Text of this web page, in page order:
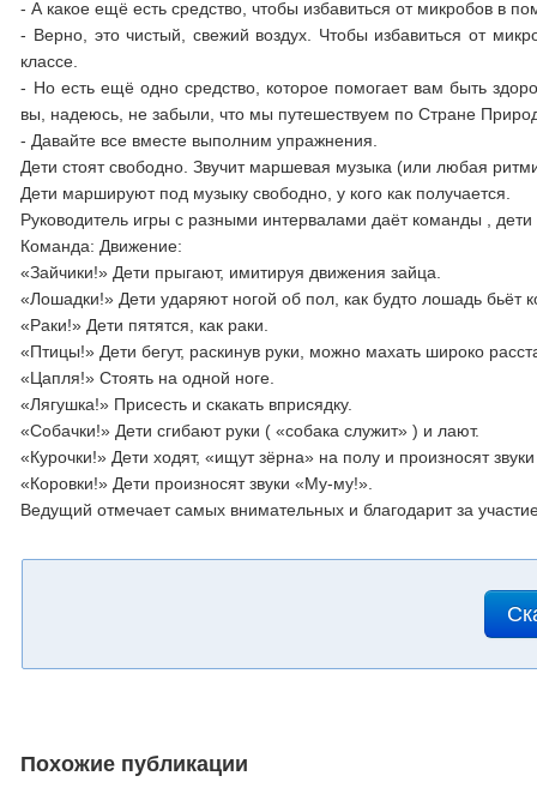
- А какое ещё есть средство, чтобы избавиться от микробов в
- Верно, это чистый, свежий воздух. Чтобы избавиться от
классе.
- Но есть ещё одно средство, которое помогает вам быть
вы, надеюсь, не забыли, что мы путешествуем по Стране
- Давайте все вместе выполним упражнения.
Дети стоят свободно. Звучит маршевая музыка (или любая
Дети маршируют под музыку свободно, у кого как получается.
Руководитель игры с разными интервалами даёт команды ,
Команда: Движение:
«Зайчики!» Дети прыгают, имитируя движения зайца.
«Лошадки!» Дети ударяют ногой об пол, как будто лошадь бьёт
«Раки!» Дети пятятся, как раки.
«Птицы!» Дети бегут, раскинув руки, можно махать широко
«Цапля!» Стоять на одной ноге.
«Лягушка!» Присесть и скакать вприсядку.
«Собачки!» Дети сгибают руки ( «собака служит» ) и лают.
«Курочки!» Дети ходят, «ищут зёрна» на полу и произносят
«Коровки!» Дети произносят звуки «Му-му!».
Ведущий отмечает самых внимательных и благодарит за
Похожие публикации